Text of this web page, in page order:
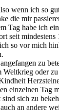
wenn ich so
die mir
habe ich
seit
vor mich
zu
oder
Tag
sich zu
an andere